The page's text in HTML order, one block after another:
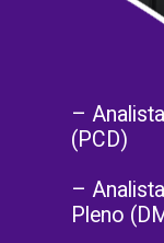
–
(PCD)
–
Pleno